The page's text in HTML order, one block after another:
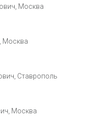
Москва
Москва
Ставрополь
Москва